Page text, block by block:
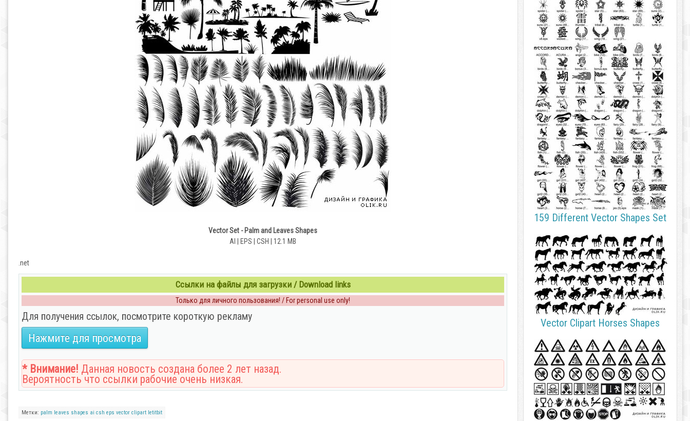
Vector Set - Palm and Leaves Shapes
AI | EPS | CSH | 12.1 MB
.net
Ссылки на файлы для загрузки / Download links
Только для личного пользования! / For personal use only!
Для получения ссылок, посмотрите короткую рекламу
Нажмите для просмотра
* Внимание! Данная новость создана более 2 лет назад.
Вероятность что ссылки рабочие очень низкая.
Метки: palm leaves shapes ai csh eps vector clipart letitbit
159 Different Vector Shapes Set
Vector Clipart Horses Shapes